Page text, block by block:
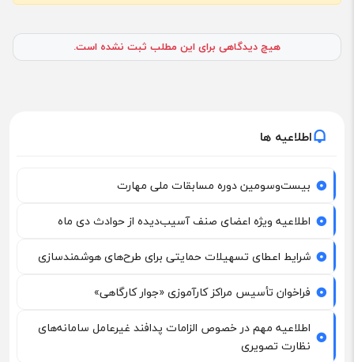
هیچ دیدگاهی برای این مطلب ثبت نشده است.
اطلاعیه ها
بیست‌وسومین دوره مسابقات ملی مهارت
اطلاعیه ویژه اعضای صنف آسیب‌دیده از حوادث دی ماه
شرایط اعطای تسهیلات حمایتی برای طرح‌های هوشمندسازی
فراخوان تأسیس مراکز کارآموزی «جوار کارگاهی»
اطلاعیه مهم در خصوص الزامات پدافند غیرعامل سامانه‌های
نظارت تصویری